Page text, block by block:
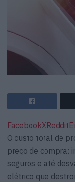
FacebookXReddit
O custo total de
preço de compra:
seguros e até
elétrico que